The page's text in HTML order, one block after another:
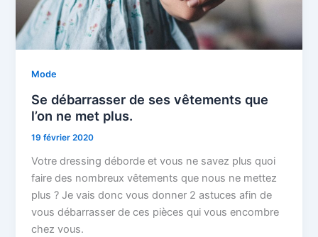
Mode
Se débarrasser de ses vêtements que
l’on ne met plus.
19 février 2020
Votre dressing déborde et vous ne savez plus quoi
faire des nombreux vêtements que nous ne mettez
plus ? Je vais donc vous donner 2 astuces afin de
vous débarrasser de ces pièces qui vous encombre
chez vous.